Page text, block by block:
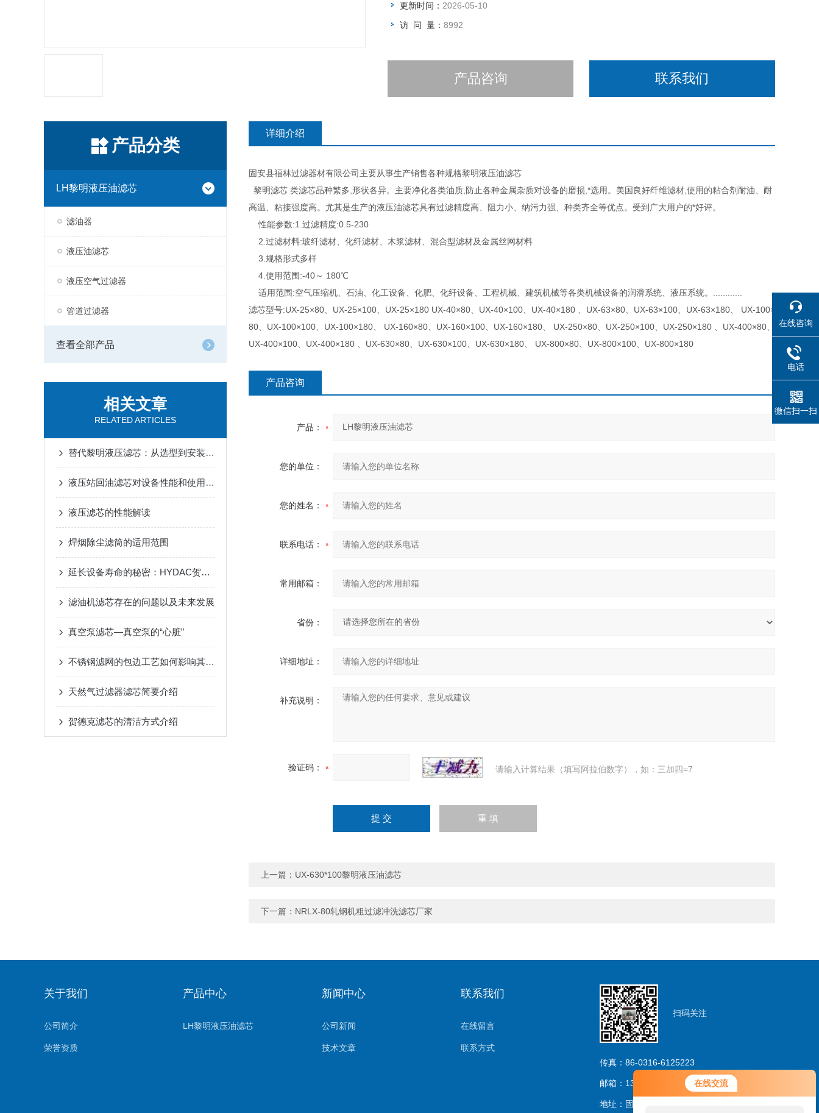
在线交流
更新时间： 2026-05-10
访 问 量： 8992
产品咨询 联系我们
产品分类
LH黎明液压油滤芯
滤油器
液压油滤芯
液压空气过滤器
管道过滤器
查看全部产品
相关文章
RELATED ARTICLES
替代黎明液压滤芯：从选型到安装的全面指导
液压站回油滤芯对设备性能和使用寿命的影响
液压滤芯的性能解读
焊烟除尘滤筒的适用范围
延长设备寿命的秘密：HYDAC贺德克液压滤芯的纳污能力优势
滤油机滤芯存在的问题以及未来发展
真空泵滤芯—真空泵的“心脏”
不锈钢滤网的包边工艺如何影响其使用寿命与密封性
天然气过滤器滤芯简要介绍
贺德克滤芯的清洁方式介绍
详细介绍
固安县福林过滤器材有限公司主要从事生产销售各种规格黎明液压油滤芯
黎明滤芯 类滤芯品种繁多,形状各异。主要净化各类油质,防止各种金属杂质对设备的磨损,*选用。美国良好纤维滤材,使用的粘合剂耐油、耐
高温、粘接强度高。尤其是生产的液压油滤芯具有过滤精度高、阻力小、纳污力强、种类齐全等优点。受到广大用户的*好评。
性能参数:1.过滤精度:0.5-230
2.过滤材料:玻纤滤材、化纤滤材、木浆滤材、混合型滤材及金属丝网材料
3.规格形式多样
4.使用范围:-40～ 180℃
适用范围:空气压缩机、石油、化工设备、化肥、化纤设备、工程机械、建筑机械等各类机械设备的润滑系统、液压系统。............
滤芯型号:UX-25×80、UX-25×100、UX-25×180 UX-40×80、UX-40×100、UX-40×180 、UX-63×80、UX-63×100、UX-63×180、 UX-100×
80、UX-100×100、UX-100×180、 UX-160×80、UX-160×100、UX-160×180、 UX-250×80、UX-250×100、UX-250×180 、UX-400×80、
UX-400×100、UX-400×180 、UX-630×80、UX-630×100、UX-630×180、 UX-800×80、UX-800×100、UX-800×180
产品咨询
产品：
您的单位：
您的姓名：
联系电话：
常用邮箱：
省份：
详细地址：
补充说明：
验证码： 请输入计算结果（填写阿拉伯数字），如：三加四=7
上一篇： UX-630*100黎明液压油滤芯
下一篇： NRLX-80轧钢机粗过滤冲洗滤芯厂家
关于我们
公司简介
荣誉资质
产品中心
LH黎明液压油滤芯
新闻中心
公司新闻
技术文章
联系我们
在线留言
联系方式
扫码关注
传真：86-0316-6125223
邮箱：13733263206@163.com
地址：固安林城温泉产业园区
在线咨询
电话
微信扫一扫